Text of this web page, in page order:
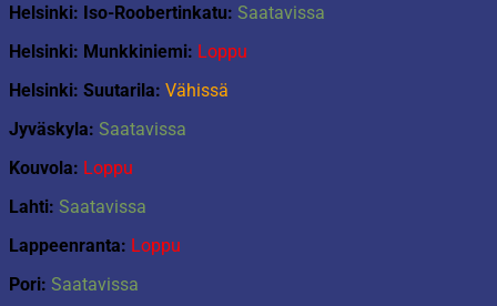
Helsinki: Iso-Roobertinkatu: Saatavissa
Helsinki: Munkkiniemi: Loppu
Helsinki: Suutarila: Vähissä
Jyväskyla: Saatavissa
Kouvola: Loppu
Lahti: Saatavissa
Lappeenranta: Loppu
Pori: Saatavissa